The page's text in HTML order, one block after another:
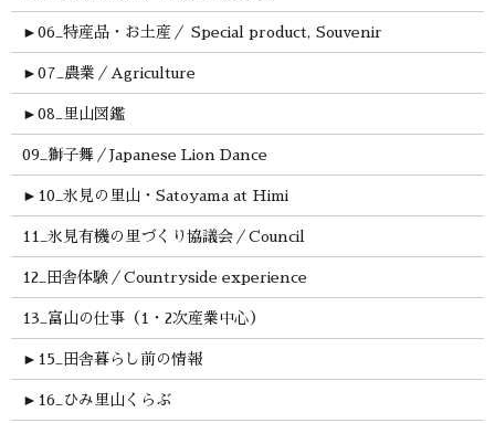
► 06_特産品・お土産／ Special product, Souvenir
► 07_農業／Agriculture
► 08_里山図鑑
09_獅子舞／Japanese Lion Dance
► 10_氷見の里山・Satoyama at Himi
11_氷見有機の里づくり協議会／Council
12_田舎体験／Countryside experience
13_富山の仕事（1・2次産業中心）
► 15_田舎暮らし前の情報
► 16_ひみ里山くらぶ